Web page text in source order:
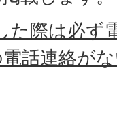
た際は必
話連絡が